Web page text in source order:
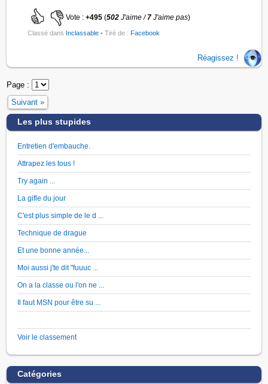
Vote :+495 (502J'aime /7 J'aime pas)
Classé dans Inclassable • Tiré de :Facebook
Réagissez !
Page :
Suivant »
Les plus stupides
Entretien d'embauche.
Attrapez les tous !
Try again ...
La gifle du jour
C'est plus simple de le d ...
Technique de drague
Et une bonne année...
Moi aussi j'te dit "fuuuc ...
On a la classe ou l'on ne ...
Il faut MSN pour être su ...
Voir le classement
Catégories